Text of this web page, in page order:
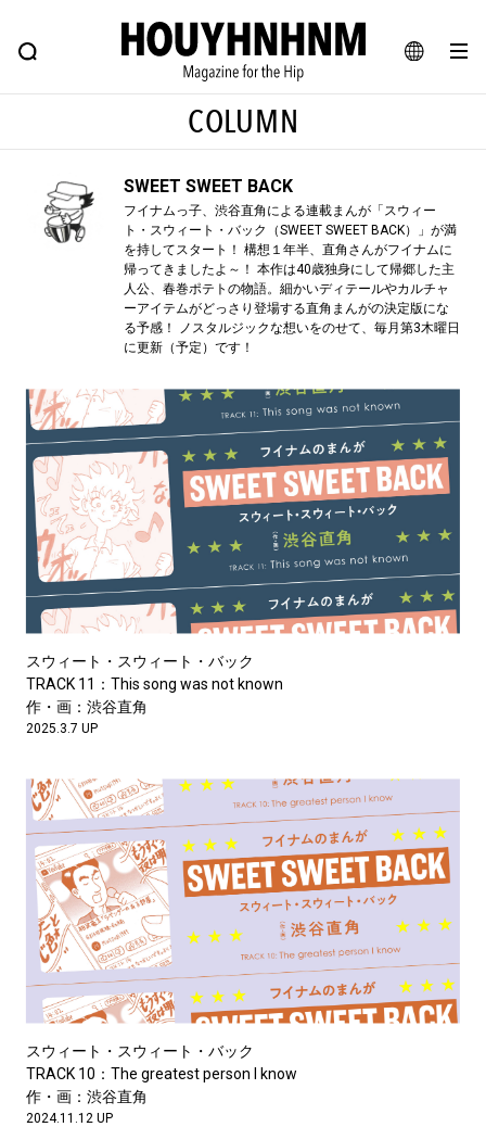
JA
FEATURE BLOG SNAP
ヒップなファッション、カルチャー、ライフスタイルWEBマガジン
#注目のタグ
#SHOPPING ADDICT #憧れの逸品
#ESSENTIAL DESIGNS #古着サミット
#NEW VINTAGE #マイナーグッド図鑑
#路地裏てぃーん。 #MONTHLY JOURNAL
#Commune H #FOCUS IT #AH.H
#ととけん #FASHION #MUSIC #MOVIE
#LIFESTYLE #SNEAKER #OUTDOOR
#SPORTS #HANDSOME HANDBOOK
COLUMN
SWEET SWEET BACK
フイナムっ子、渋谷直角による連載まんが「スウィー
ト・スウィート・バック（SWEET SWEET BACK）」が満
を持してスタート！ 構想１年半、直角さんがフイナムに
帰ってきましたよ～！ 本作は40歳独身にして帰郷した主
人公、春巻ポテトの物語。細かいディテールやカルチャ
ーアイテムがどっさり登場する直角まんがの決定版にな
る予感！ ノスタルジックな想いをのせて、毎月第3木曜日
に更新（予定）です！
スウィート・スウィート・バック
TRACK 11：This song was not known
作・画：渋谷直角
2025.3.7 UP
スウィート・スウィート・バック
TRACK 10：The greatest person I know
作・画：渋谷直角
2024.11.12 UP